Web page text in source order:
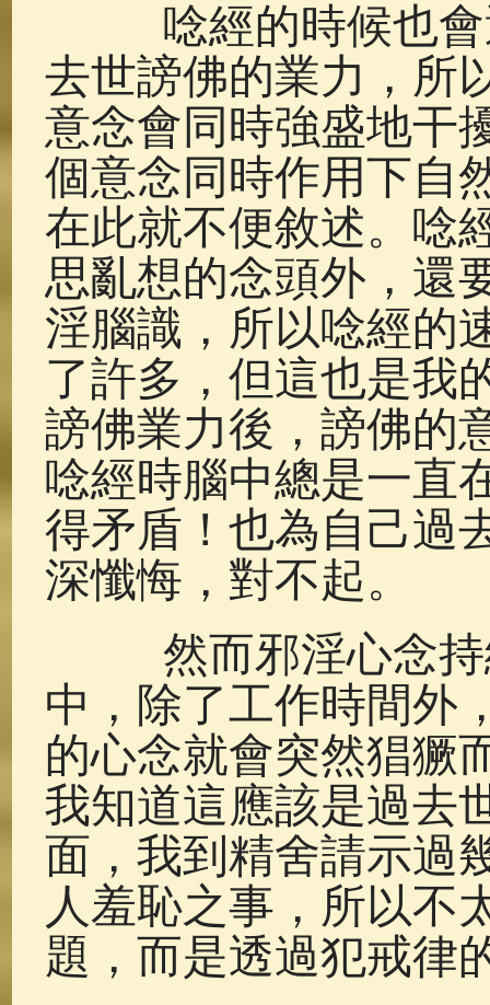
唸經的時候也會
去世謗佛的業力，所
意念會同時強盛地干
個意念同時作用下自
在此就不便敘述。唸
思亂想的念頭外，還
淫腦識，所以唸經的
了許多，但這也是我
謗佛業力後，謗佛的
唸經時腦中總是一直
得矛盾！也為自己過
深懺悔，對不起。
然而邪淫心念持
中，除了工作時間外
的心念就會突然猖獗
我知道這應該是過去
面，我到精舍請示過
人羞恥之事，所以不
題，而是透過犯戒律